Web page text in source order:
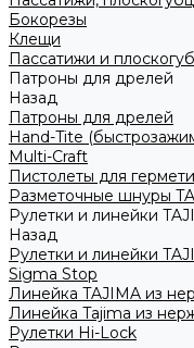
Бокорезы
Клещи
Пассатижи и
Патроны для дрелей
Назад
Патроны для дрелей
Hand-Tite
Multi-Craft
Пистолеты для
Разметочные шнуры
Рулетки и линейки
Назад
Рулетки и линейки
Sigma Stop
Линейка TAJIMA из
Линейка Tajima из
Рулетки Hi-Lock